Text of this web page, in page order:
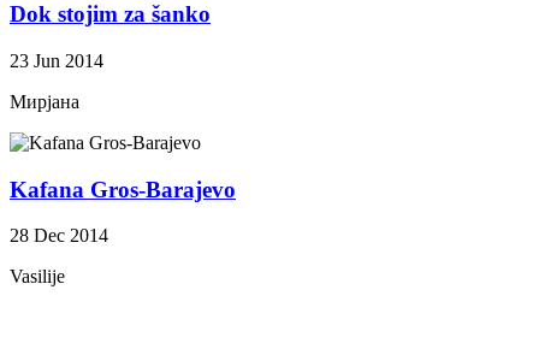
Dok stojim za šanko
23 Jun 2014
Мирјана
Kafana Gros-Barajevo
28 Dec 2014
Vasilije